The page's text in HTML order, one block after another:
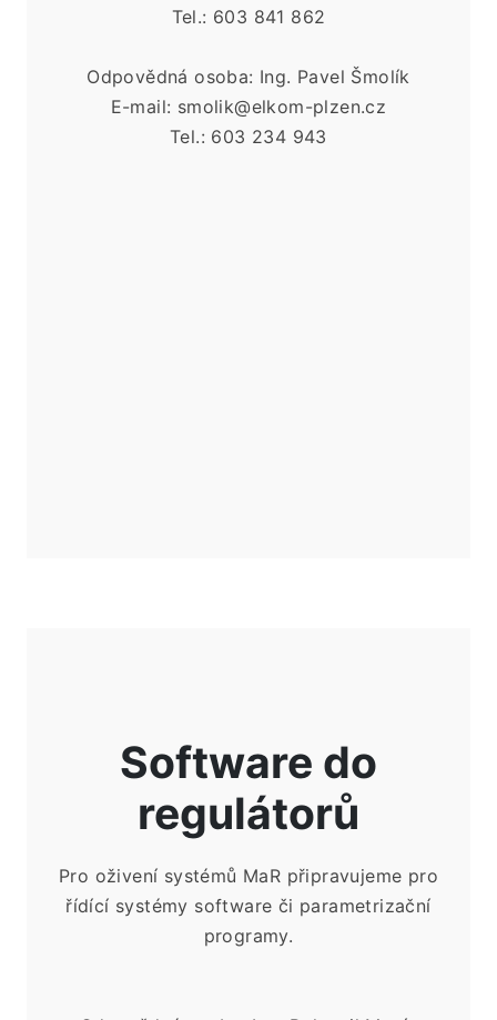
Tel.: 603 841 862
Odpovědná osoba: Ing. Pavel Šmolík
E-mail: smolik@elkom-plzen.cz
Tel.: 603 234 943
Software do
regulátorů
Pro oživení systémů MaR připravujeme pro
řídící systémy software či parametrizační
programy.